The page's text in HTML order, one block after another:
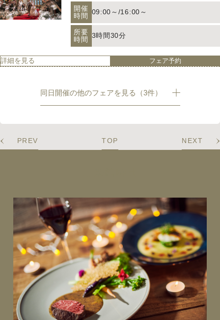
詳細を見る
【来館不要】オンラインで宮の森フランセスの
魅力をご紹介/会場見学も専用のツールを使って
ご自宅で可能/その他ご相談等もプランナーが一
から伺います
開催
時間 11:00～
時間
フェア予約
26年12月～27年3月｜実は一番お得◆人気会場まるごと
冬季に結婚式を挙げるとお得が叶います！披露
宴はもちろん、ご家族だけでの会食、お急ぎの
詳細を見る フェア予約
圧巻の大聖堂見学・挙式体験をはじめ、披露宴
会場のコーディネート提案、人気ドレスのご紹
介！さらにシェフこだわりの贅沢試食まで一日
で体験できます。 経験豊富なプランナーが、お
ふたりのご希望やご予算、お悩みを丁寧にヒア
案。 初めての式場見学でも安心してご参加いた
開催
時間
09:00～ /16:00～
所要
時間
3時間30分
詳細を見る フェア予約
＼結婚式の準備、早めがオトク！／ 2027年にご
先行公開中！ 「準備もゆっくり進めたい」「理
におすすめのフェアです。さらに、来館で早割
積相談
【来館不要】オンラインで宮の森フランセスの
魅力をご紹介/会場見学も専用のツールを使って
ご自宅で可能/その他ご相談等もプランナーが一
から伺います
開催
時間 11:00～
所要
時間 2時間
詳細を見る フェア予約
26年12月～27年3月｜実は一番お得◆人気会場まるごと
同日開催の他のフェアを見る（3件）
PREV TOP NEXT